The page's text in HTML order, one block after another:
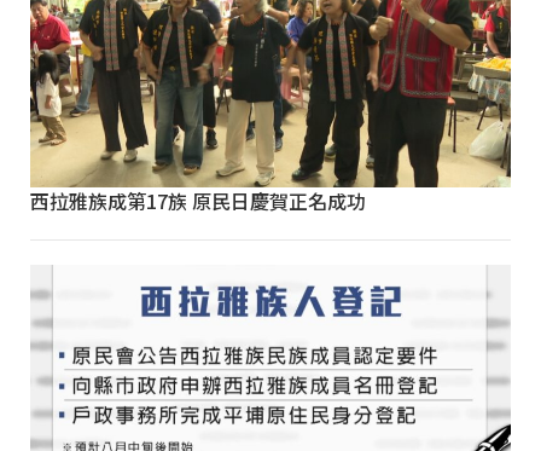
西拉雅族成第17族 原民日慶賀正名成功